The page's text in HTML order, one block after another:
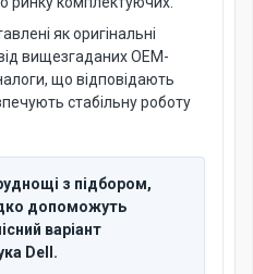
як оригінальні
вищезгаданих OEM-
що відповідають
стабільну роботу
з підбором,
допоможуть
варіант
Dell.